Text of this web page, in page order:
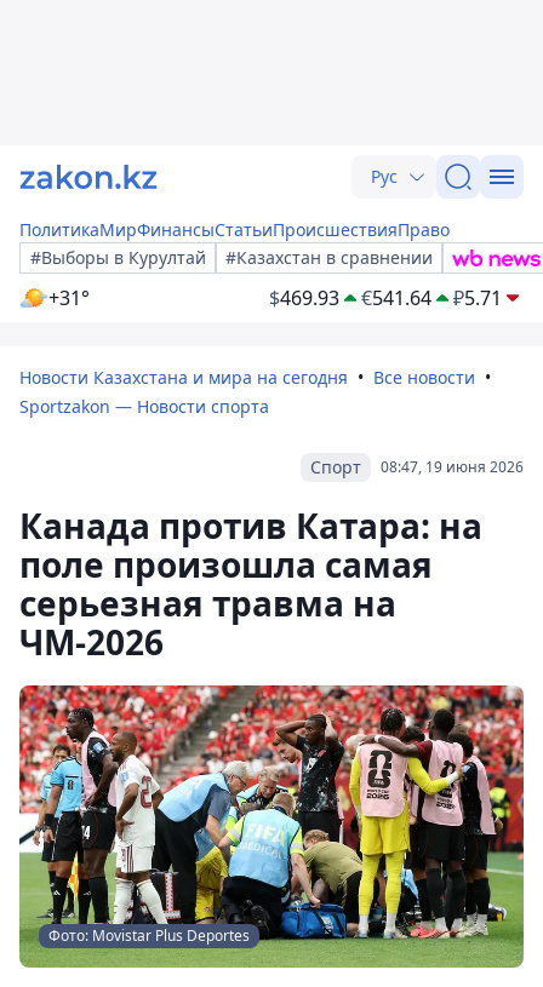
Рус
ПолитикаМирФинансыСтатьиПроисшествияПраво
#Выборы в Курултай
#Казахстан в сравнении
+31° $469.93 €541.64 ₽5.71
Новости Казахстана и мира на сегодня
Все новости
Sportzakon — Новости спорта
08:47, 19 июня 2026
Спорт
Канада против Катара: на
поле произошла самая
серьезная травма на
ЧМ-2026
Фото: Movistar Plus Deportes